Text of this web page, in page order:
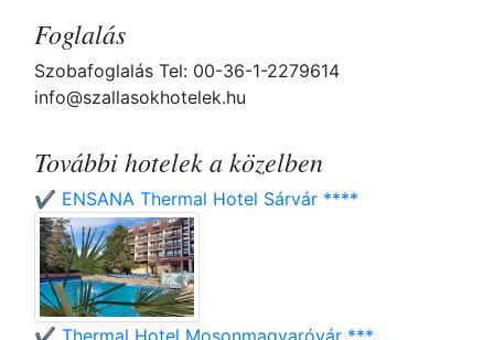
Foglalás
Szobafoglalás Tel: 00-36-1-2279614
info@szallasokhotelek.hu
További hotelek a közelben
✔️ ENSANA Thermal Hotel Sárvár ****